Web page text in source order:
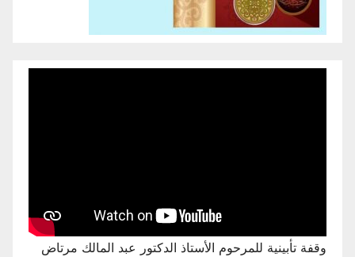
وقفة تأبينية للمرحوم الأستاذ الدكتور عبد المالك مرتاض